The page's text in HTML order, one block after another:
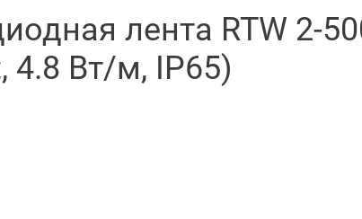
лента RTW 2-
4.8 Вт/м, IP65)